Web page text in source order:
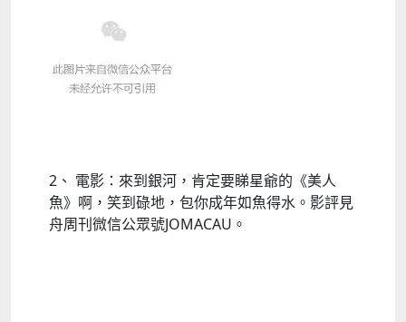
2、 電影：來到銀河，肯定要睇星爺的《美人
魚》啊，笑到碌地，包你成年如魚得水。影評見
舟周刊微信公眾號JOMACAU。